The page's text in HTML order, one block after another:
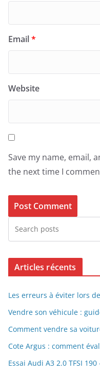
Email*
Website
Save my name, email,
the next time I
Articles récents
Les erreurs à éviter lors
Vendre son véhicule :
Comment vendre sa
Cote Argus : comment
Essai Audi A3 2.0 TFSI 190